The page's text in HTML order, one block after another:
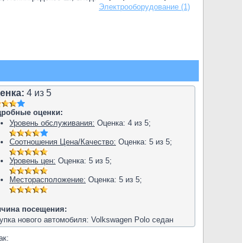
Электрооборудование (1)
4 из 5
оценки:
Уровень обслуживания: Оценка: 4 из 5;
Соотношения Цена/Качество: Оценка: 5 из 5;
Уровень цен: Оценка: 5 из 5;
Месторасположение: Оценка: 5 из 5;
посещения:
нового автомобиля: Volkswagen Polo седан